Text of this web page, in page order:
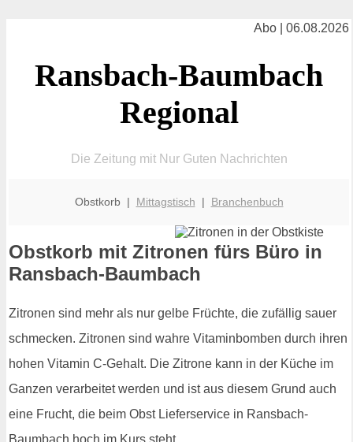
Abo | 06.08.2026
Ransbach-Baumbach
Regional
Die Zeitung mit Nur Guten Nachrichten
Obstkorb | Mittagstisch | Branchenbuch
Obstkorb mit Zitronen fürs Büro in
Ransbach-Baumbach
Zitronen sind mehr als nur gelbe Früchte, die zufällig sauer
schmecken. Zitronen sind wahre Vitaminbomben durch ihren
hohen Vitamin C-Gehalt. Die Zitrone kann in der Küche im
Ganzen verarbeitet werden und ist aus diesem Grund auch
eine Frucht, die beim Obst Lieferservice in Ransbach-